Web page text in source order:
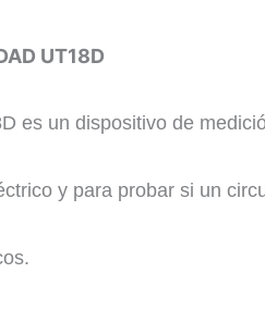
UT18D
es un dispositivo de
y para probar si un